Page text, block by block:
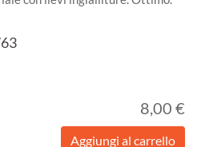
8,00 €